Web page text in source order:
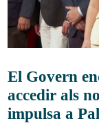
El Govern
accedir als
impulsa a